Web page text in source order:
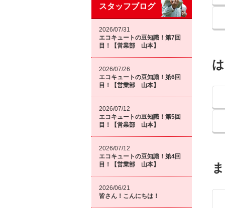
スタッフブログ
2026/07/31
エコキュートの豆知識！第7回
目！【営業部 山本】
2026/07/26
エコキュートの豆知識！第6回
目！【営業部 山本】
2026/07/12
エコキュートの豆知識！第5回
目！【営業部 山本】
2026/07/12
エコキュートの豆知識！第4回
目！【営業部 山本】
2026/06/21
皆さん！こんにちは！
は
ま